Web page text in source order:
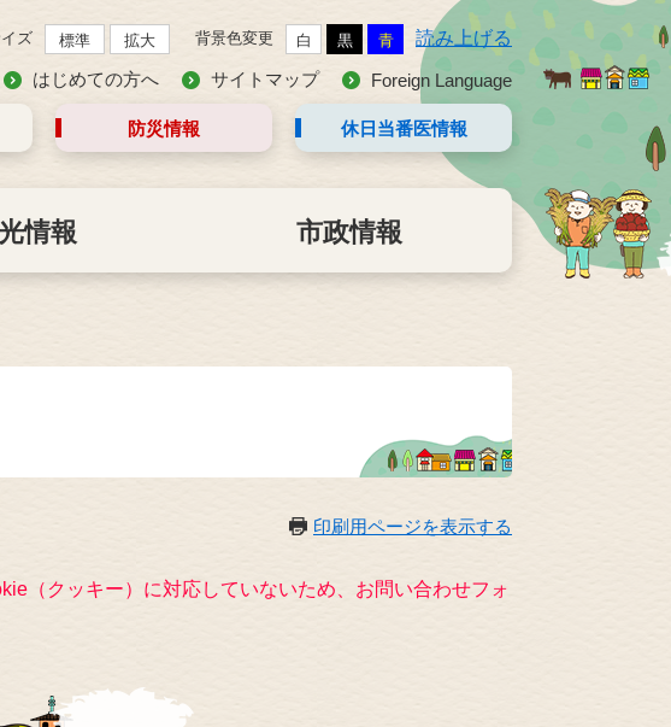
ズ 標準 拡大 背景色変更 白 黒 青 読み上げる
はじめての方へ サイトマップ Foreign Language
防災情報 休日当番医情報
情報 市政情報
印刷用ページを表示する
（クッキー）に対応していないため、お問い合わせフォ